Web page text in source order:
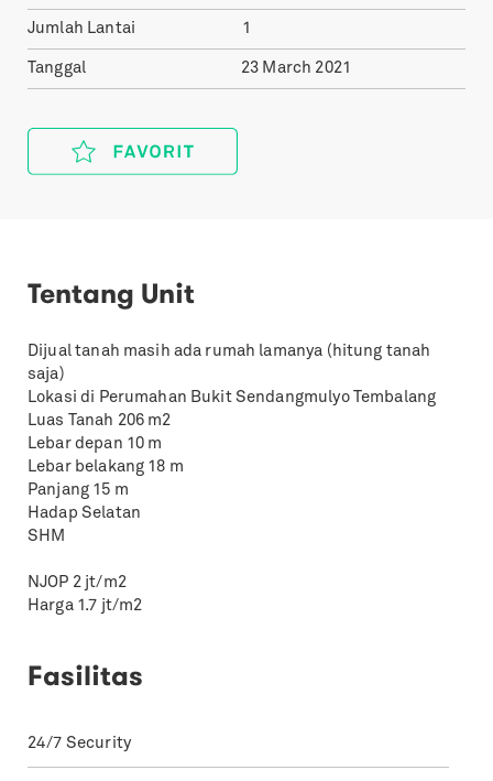
Jumlah Lantai 1
Tanggal 23 March 2021
Tentang Unit
Dijual tanah masih ada rumah lamanya (hitung tanah
saja)
Lokasi di Perumahan Bukit Sendangmulyo Tembalang
Luas Tanah 206 m2
Lebar depan 10 m
Lebar belakang 18 m
Panjang 15 m
Hadap Selatan
SHM
NJOP 2 jt/m2
Harga 1.7 jt/m2
Fasilitas
24/7 Security